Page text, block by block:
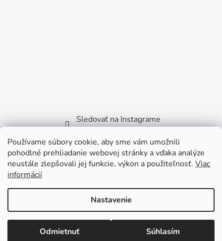
Používame súbory cookie, aby sme vám umožnili
pohodlné prehliadanie webovej stránky a vďaka analýze
neustále zlepšovali jej funkcie, výkon a použiteľnosť. Viac
informácií
Nastavenie
Odmietnuť Súhlasím
Sledovať na Instagrame
Facebook
Vytvoril Shoptet
Copyright 2026Littlebird.sk. Všetky práva vyhradené.
Viktora Bilčíka 2722/35 - 915 01 Nové Mesto nad